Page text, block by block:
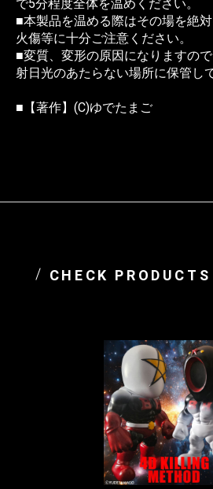
で5分程度全体を温めください。
■本製品を温める際はその場を絶
火傷等に十分ご注意ください。
■変質、変形の原因になりますの
射日光のあたらない場所に保管し
■【著作】(C)ゆでたまご
CHECK PRODUCTS